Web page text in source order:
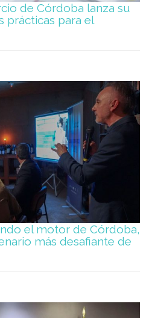
de Córdoba lanza su
prácticas para el
el motor de Córdoba,
más desafiante de